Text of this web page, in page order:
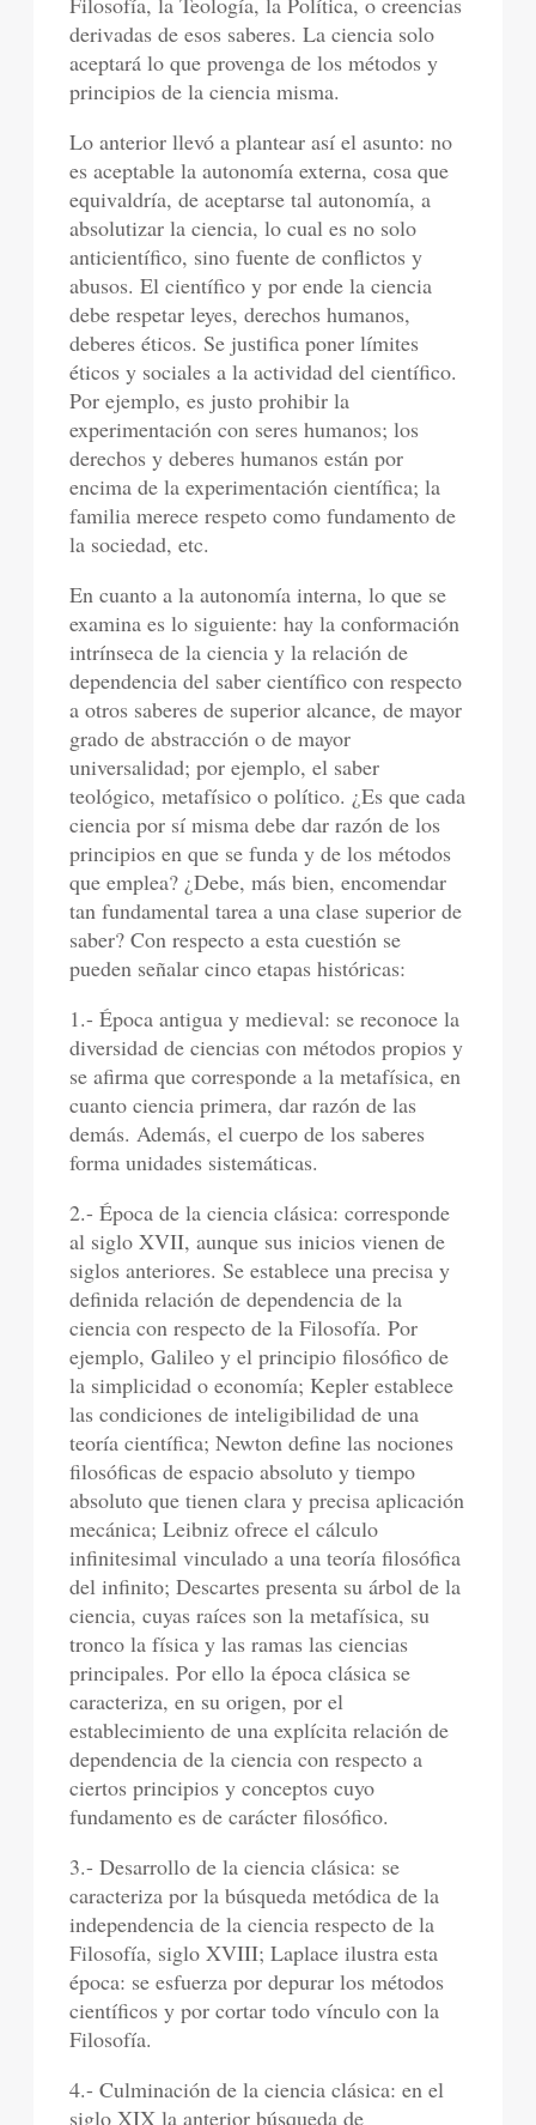
derivadas de esos saberes. La ciencia solo
aceptará lo que provenga de los métodos y
principios de la ciencia misma.
Lo anterior llevó a plantear así el asunto: no
es aceptable la autonomía externa, cosa que
equivaldría, de aceptarse tal autonomía, a
absolutizar la ciencia, lo cual es no solo
anticientífico, sino fuente de conflictos y
abusos. El científico y por ende la ciencia
debe respetar leyes, derechos humanos,
deberes éticos. Se justifica poner límites
éticos y sociales a la actividad del científico.
Por ejemplo, es justo prohibir la
experimentación con seres humanos; los
derechos y deberes humanos están por
encima de la experimentación científica; la
familia merece respeto como fundamento de
la sociedad, etc.
En cuanto a la autonomía interna, lo que se
examina es lo siguiente: hay la conformación
intrínseca de la ciencia y la relación de
dependencia del saber científico con respecto
a otros saberes de superior alcance, de mayor
grado de abstracción o de mayor
universalidad; por ejemplo, el saber
teológico, metafísico o político. ¿Es que cada
ciencia por sí misma debe dar razón de los
principios en que se funda y de los métodos
que emplea? ¿Debe, más bien, encomendar
tan fundamental tarea a una clase superior de
saber? Con respecto a esta cuestión se
pueden señalar cinco etapas históricas:
1.- Época antigua y medieval: se reconoce la
diversidad de ciencias con métodos propios y
se afirma que corresponde a la metafísica, en
cuanto ciencia primera, dar razón de las
demás. Además, el cuerpo de los saberes
forma unidades sistemáticas.
2.- Época de la ciencia clásica: corresponde
al siglo XVII, aunque sus inicios vienen de
siglos anteriores. Se establece una precisa y
definida relación de dependencia de la
ciencia con respecto de la Filosofía. Por
ejemplo, Galileo y el principio filosófico de
la simplicidad o economía; Kepler establece
las condiciones de inteligibilidad de una
teoría científica; Newton define las nociones
filosóficas de espacio absoluto y tiempo
absoluto que tienen clara y precisa aplicación
mecánica; Leibniz ofrece el cálculo
infinitesimal vinculado a una teoría filosófica
del infinito; Descartes presenta su árbol de la
ciencia, cuyas raíces son la metafísica, su
tronco la física y las ramas las ciencias
principales. Por ello la época clásica se
caracteriza, en su origen, por el
establecimiento de una explícita relación de
dependencia de la ciencia con respecto a
ciertos principios y conceptos cuyo
fundamento es de carácter filosófico.
3.- Desarrollo de la ciencia clásica: se
caracteriza por la búsqueda metódica de la
independencia de la ciencia respecto de la
Filosofía, siglo XVIII; Laplace ilustra esta
época: se esfuerza por depurar los métodos
científicos y por cortar todo vínculo con la
Filosofía.
4.- Culminación de la ciencia clásica: en el
siglo XIX la anterior búsqueda de